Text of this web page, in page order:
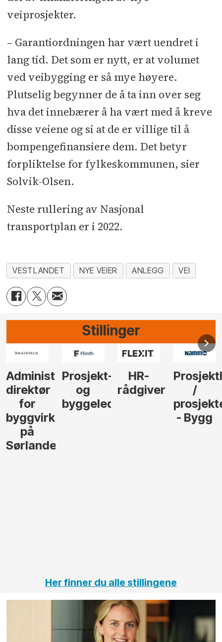
veiprosjekter.
– Garantiordningen har vært uendret i
lang tid. Det som er nytt, er at volumet
ved veibygging er så mye høyere.
Plutselig begynner de å ta inn over seg
hva det innebærer å ha vært med å kreve
disse veiene og si at de er villige til å
bompengefinansiere dem. Det betyr
forpliktelse for fylkeskommunen, sier
Solvik-Olsen.
Neste rullering av Nasjonal
transportplan er i 2022.
VESTLANDET NYE VEIER ANLEGG VEI
Stillinger
HR-
rådgiver
Prosjektleder
/
prosjekteringsleder
Vi
behøver
elektrofagfolk
Anlegg
søker
Elektro
Her finner du alle stillingene